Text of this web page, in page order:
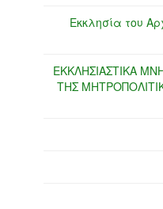
Εκκλησία του
ΕΚΚΛΗΣΙΑΣΤΙΚΑ
ΤΗΣ